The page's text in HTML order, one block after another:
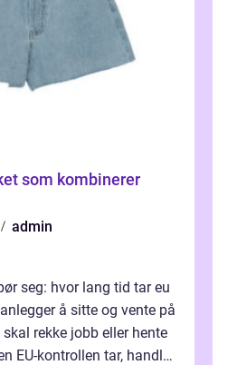
admin
seg: hvor lang tid tar eu
å sitte og vente på
rekke jobb eller hente
EU-kontrollen tar, handler